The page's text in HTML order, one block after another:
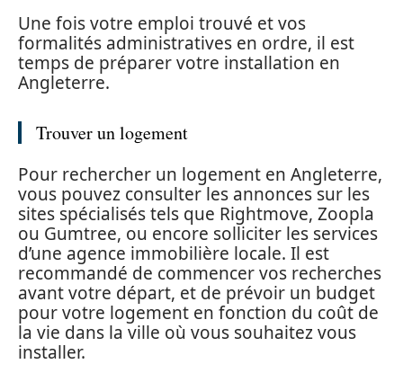
Une fois votre emploi trouvé et vos
formalités administratives en ordre, il est
temps de préparer votre installation en
Angleterre.
Trouver un logement
Pour rechercher un logement en Angleterre,
vous pouvez consulter les annonces sur les
sites spécialisés tels que Rightmove, Zoopla
ou Gumtree, ou encore solliciter les services
d’une agence immobilière locale. Il est
recommandé de commencer vos recherches
avant votre départ, et de prévoir un budget
pour votre logement en fonction du coût de
la vie dans la ville où vous souhaitez vous
installer.